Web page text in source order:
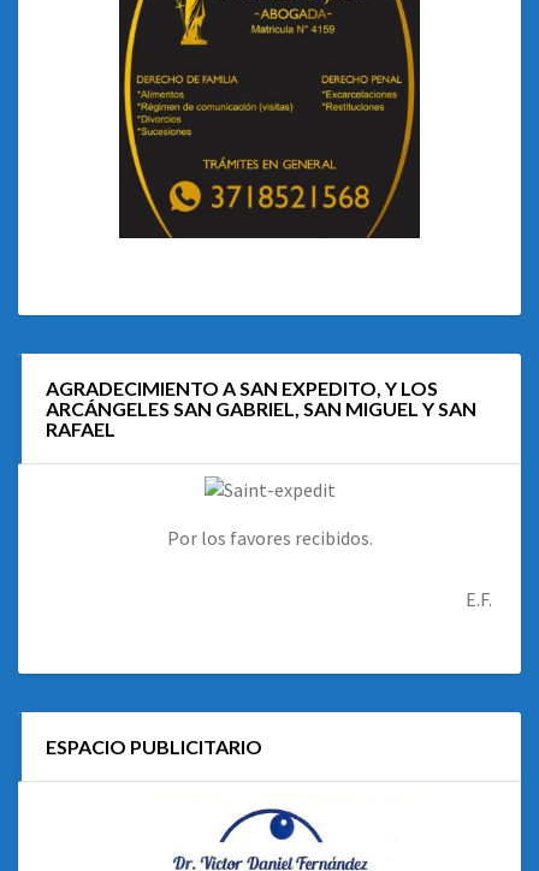
AGRADECIMIENTO A SAN EXPEDITO, Y LOS
ARCÁNGELES SAN GABRIEL, SAN MIGUEL Y SAN
RAFAEL
Por los favores recibidos.
E.F.
ESPACIO PUBLICITARIO